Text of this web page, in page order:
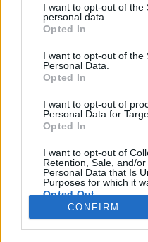
I want to opt-out of the
personal data.
Opted In
I want to opt-out of the
Personal Data.
Opted In
I want to opt-out of
Personal Data for
Opted In
I want to opt-out of
Retention, Sale, and/
Personal Data that Is
Purposes for which it
Opted Out
CONFIRM
Вас на нашем форуме!
Заголовок
Farmerama Обои
Ответов: 185
Аватарки для
igrek35
Визуальные
FirestarteR_4444 ... 12
Ответов: 274
Farmerama
Sunny
Ответов:
7